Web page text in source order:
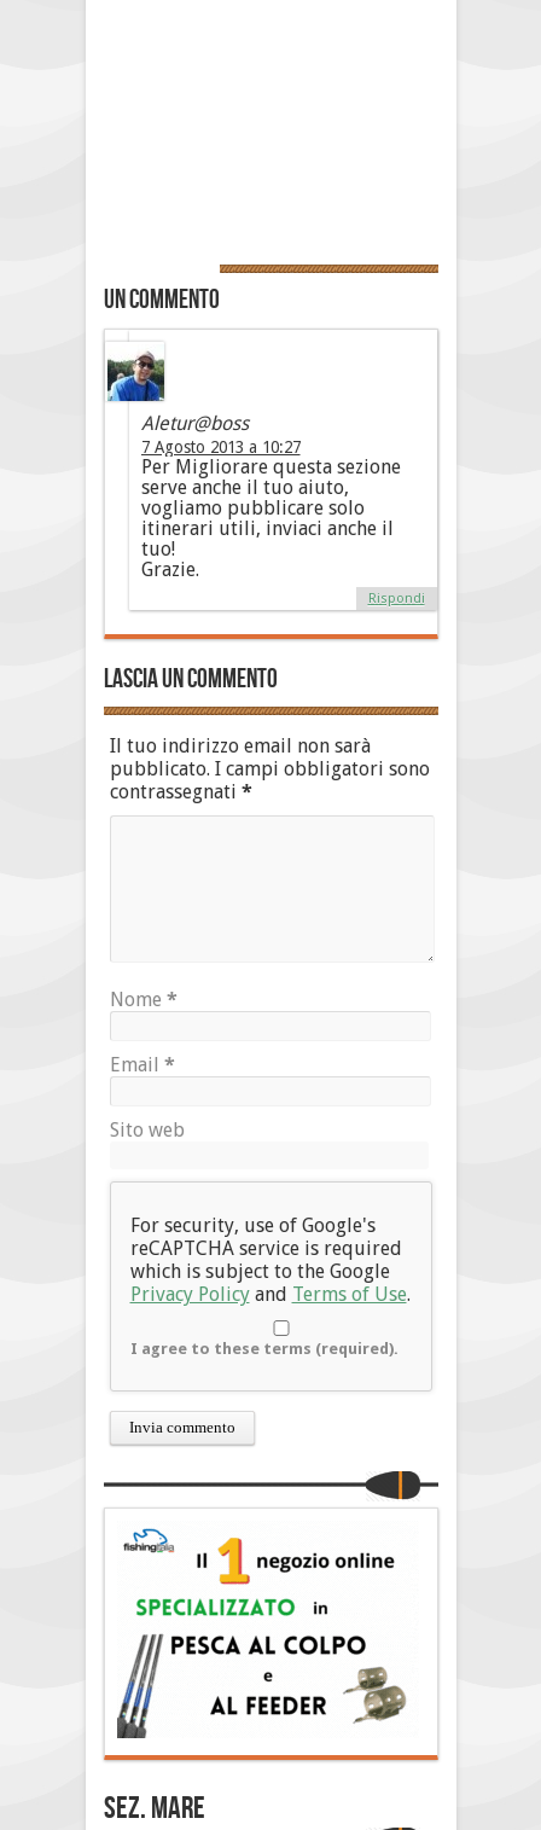
Un commento
Aletur@boss
7 Agosto 2013 a 10:27
Per Migliorare questa sezione
serve anche il tuo aiuto,
vogliamo pubblicare solo
itinerari utili, inviaci anche il
tuo!
Grazie.
Rispondi
Lascia un commento
Il tuo indirizzo email non sarà
pubblicato. I campi obbligatori sono
contrassegnati *
Nome *
Email *
Sito web
For security, use of Google's
reCAPTCHA service is required
which is subject to the Google
Privacy Policyand Terms of Use.
I agree to these terms (required).
Sez. Mare